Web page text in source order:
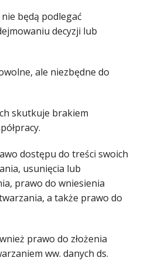
będą podlegać
decyzji lub
ale niezbędne do
skutkuje brakiem
dostępu do treści swoich
usunięcia lub
prawo do wniesienia
a także prawo do
prawo do złożenia
ww. danych ds.